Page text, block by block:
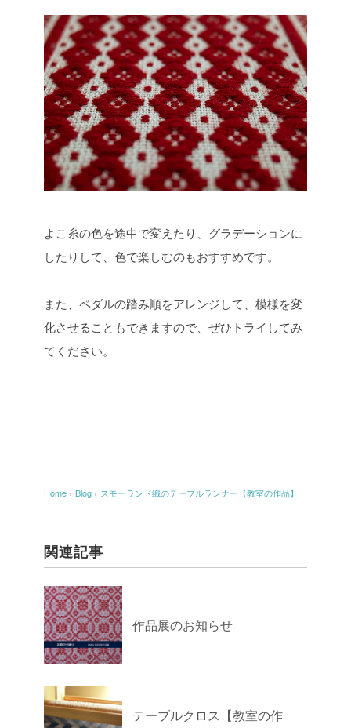
よこ糸の色を途中で変えたり、グラデーションに
したりして、色で楽しむのもおすすめです。
また、ペダルの踏み順をアレンジして、模様を変
化させることもできますので、ぜひトライしてみ
てください。
Home › Blog › スモーランド織のテーブルランナー【教室の作品】
関連記事
作品展のお知らせ
テーブルクロス【教室の作